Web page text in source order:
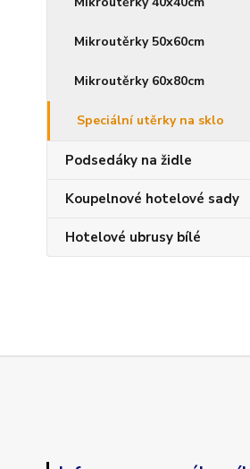
Mikroutěrky 50x60cm
Mikroutěrky 60x80cm
Speciální utěrky na sklo
Podsedáky na židle
Koupelnové hotelové sady
Hotelové ubrusy bílé